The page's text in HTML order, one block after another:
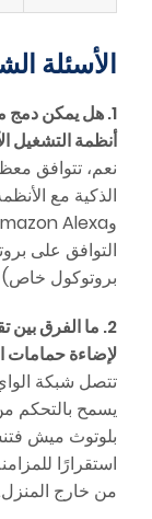
الأسئلة
أنظمة التشغيل
نعم، تتوافق
بروتوكول خاص)
2. ما الفرق بين
لإضاءة حمامات
تتصل شبكة
يسمح بالتحكم
بلوتوث ميش
استقرارًا
من خارج